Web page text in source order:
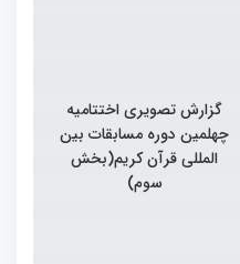
گزارش تصویری اختتامیه
چهلمین دوره مسابقات بین
المللی قرآن کریم(بخش
سوم)